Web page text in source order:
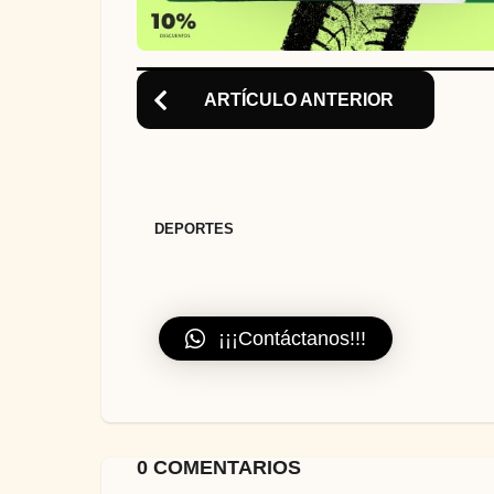
g
i
n
ARTÍCULO ANTERIOR
DEPORTES
¡¡¡Contáctanos!!!
0 COMENTARIOS